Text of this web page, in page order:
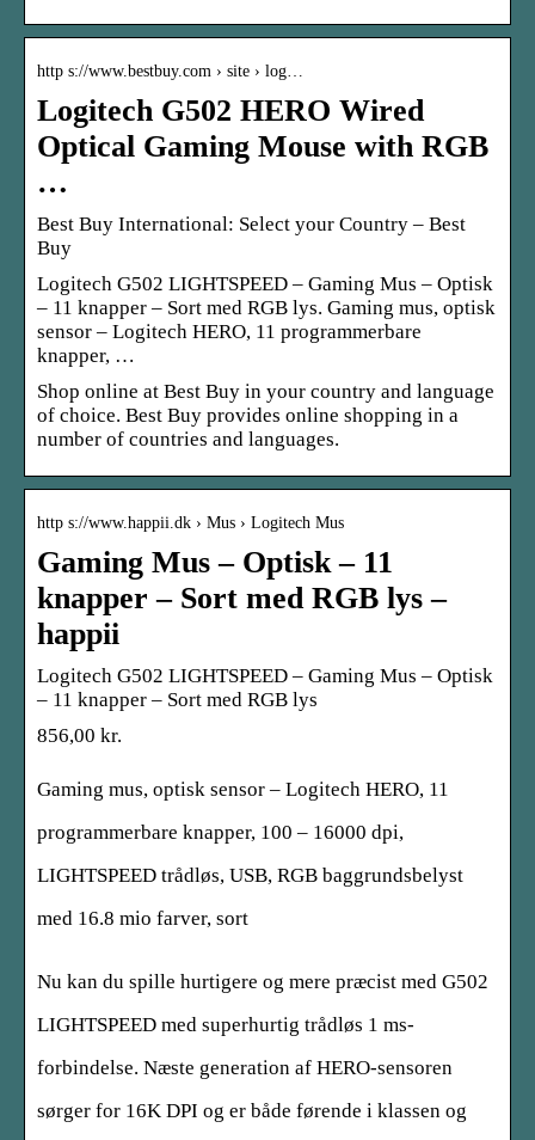
http s://www.bestbuy.com › site › log…
Logitech G502 HERO Wired
Optical Gaming Mouse with RGB
…
Best Buy International: Select your Country – Best
Buy
Logitech G502 LIGHTSPEED – Gaming Mus – Optisk
– 11 knapper – Sort med RGB lys. Gaming mus, optisk
sensor – Logitech HERO, 11 programmerbare
knapper, …
Shop online at Best Buy in your country and language
of choice. Best Buy provides online shopping in a
number of countries and languages.
http s://www.happii.dk › Mus › Logitech Mus
Gaming Mus – Optisk – 11
knapper – Sort med RGB lys –
happii
Logitech G502 LIGHTSPEED – Gaming Mus – Optisk
– 11 knapper – Sort med RGB lys
856,00 kr.
Gaming mus, optisk sensor – Logitech HERO, 11
programmerbare knapper, 100 – 16000 dpi,
LIGHTSPEED trådløs, USB, RGB baggrundsbelyst
med 16.8 mio farver, sort
Nu kan du spille hurtigere og mere præcist med G502
LIGHTSPEED med superhurtig trådløs 1 ms-
forbindelse. Næste generation af HERO-sensoren
sørger for 16K DPI og er både førende i klassen og